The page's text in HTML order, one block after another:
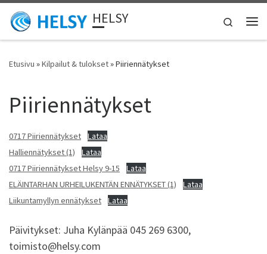
Skip to content HELSY
Search
Etusivu »Kilpailut & tulokset»Piiriennätykset
Piiriennätykset
0717 Piiriennätykset
Lataa
Halliennätykset (1)
Lataa
0717 Piiriennätykset Helsy 9-15
Lataa
ELÄINTARHAN URHEILUKENTÄN ENNÄTYKSET (1)
Lataa
Liikuntamyllyn ennätykset
Lataa
Päivitykset: Juha Kylänpää 045 269 6300,
toimisto@helsy.com